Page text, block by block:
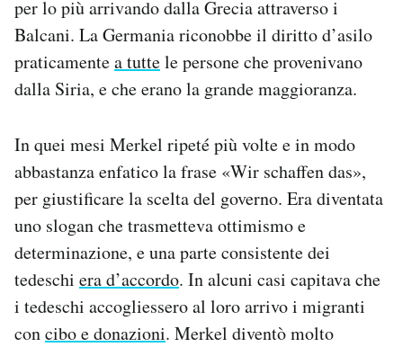
per lo più arrivando dalla Grecia attraverso i
Balcani. La Germania riconobbe il diritto d’asilo
praticamentea tuttele persone che provenivano
dalla Siria, e che erano la grande maggioranza.
In quei mesi Merkel ripeté più volte e in modo
abbastanza enfatico la frase «Wir schaffen das»,
per giustificare la scelta del governo. Era diventata
uno slogan che trasmetteva ottimismo e
determinazione, e una parte consistente dei
tedeschi era d’accordo. In alcuni casi capitava che
i tedeschi accogliessero al loro arrivo i migranti
concibo e donazioni. Merkel diventò molto